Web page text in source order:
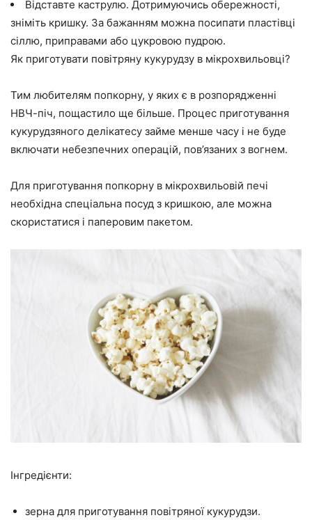
Відставте каструлю. Дотримуючись обережності,
зніміть кришку. За бажанням можна посипати пластівці
сіллю, приправами або цукровою пудрою.
Як приготувати повітряну кукурудзу в мікрохвильовці?
Тим любителям попкорну, у яких є в розпорядженні
НВЧ-піч, пощастило ще більше. Процес приготування
кукурудзяного делікатесу займе менше часу і не буде
включати небезпечних операцій, пов’язаних з вогнем.
Для приготування попкорну в мікрохвильовій печі
необхідна спеціальна посуд з кришкою, але можна
скористатися і паперовим пакетом.
Інгредієнти:
зерна для приготування повітряної кукурудзи.